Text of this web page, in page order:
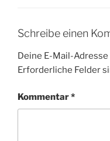
Schreibe einen
Deine E-Mail-
Erforderliche Felder
Kommentar*